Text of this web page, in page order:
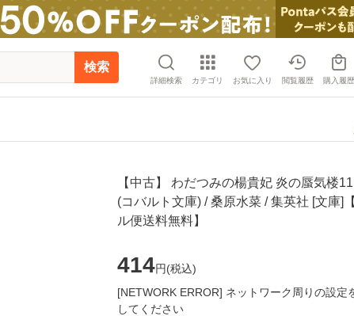
検索
詳細検索 カテゴリ お気に入り 閲覧履歴 購入履歴
【中古】 わだつみの楊貴妃 炎の蜃気楼
(コバルト文庫) / 桑原水菜 / 集英社 [文庫]
ル便送料無料】
414円(税込)
[NETWORK ERROR] ネットワーク周りの設定
してください